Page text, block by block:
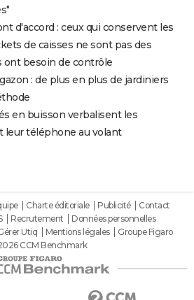
d'accord : ceux qui conservent les
de caisses ne sont pas des
ont besoin de contrôle
: de plus en plus de jardiniers
en buisson verbalisent les
leur téléphone au volant
Charte éditoriale Publicité
Contact
Recrutement
Données personnelles
Utiq Mentions légales
Groupe Figaro
CCM Benchmark